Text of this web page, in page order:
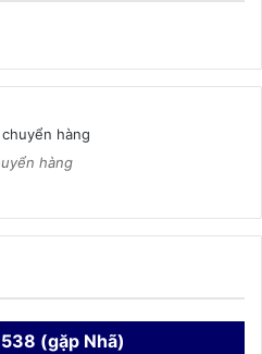
hàng
(gặp Nhã)